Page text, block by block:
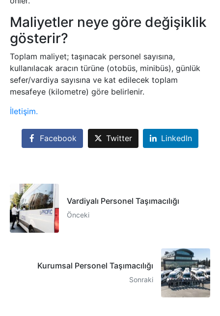
Maliyetler neye göre değişiklik
gösterir?
Toplam maliyet; taşınacak personel sayısına,
kullanılacak aracın türüne (otobüs, minibüs), günlük
sefer/vardiya sayısına ve kat edilecek toplam
mesafeye (kilometre) göre belirlenir.
İletişim.
Facebook Twitter LinkedIn
Vardiyalı Personel Taşımacılığı
Önceki
Kurumsal Personel Taşımacılığı
Sonraki